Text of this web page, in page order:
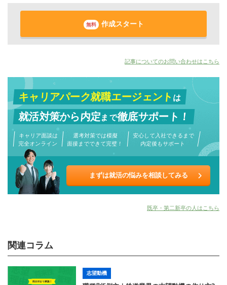
無料 作成スタート
記事についてのお問い合わせはこちら
キャリアパーク就職エージェントは
就活対策から内定まで徹底サポート！
キャリア面談は
完全オンライン
選考対策では模擬
面接までできて完璧！
安心して入社できるまで
内定後もサポート
まずは就活の悩みを相談してみる
既卒・第二新卒の人はこちら
関連コラム
志望動機